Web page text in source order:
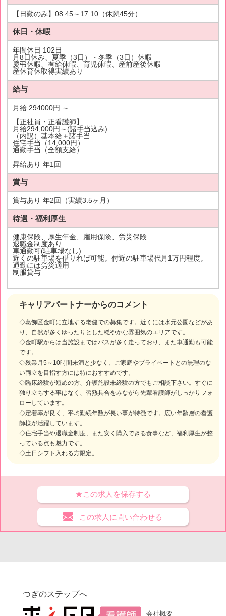
キャリアパートナーからのコメント
◇葛飾区金町に立地する老健での募集です。近くには水元公園などがあ
り、自然が多くゆったりとした穏やかな雰囲気のエリアです。
◇金町駅からは当施設まではバスが多く走っており、また車通勤も可能
です。
◇残業月5～10時間未満と少なく、ご家庭やプライベートとの無理のな
い両立を目指す方には特におすすめです。
◇臨床経験が短めの方、介護施設未経験の方でもご相談下さい。すぐに
独り立ちする事はなく、習熟具合をみながら先輩看護師がしっかりフォ
ローしています。
◇定着率が良く、平均勤続年数が長い事が特徴です。広い年齢層の看護
師様が活躍しています。
◇住宅手当や退職金制度、また安く購入できる食事など、福利厚生が整
っている点も魅力です。
◇土日シフト入れる方限定。
【日勤のみ】08:45～17:10（休憩45分）
休日・休暇
年間休日 102日
月8日休み、夏季（3日）・冬季（3日）休暇
慶弔休暇、有給休暇、育児休暇、産前産後休暇
産休育休取得実績あり
給与
月給 294000円 ～
【正社員・正看護師】
月給294,000円～(諸手当込み)
（内訳）基本給＋諸手当
住宅手当（14,000円）
通勤手当（全額支給）
昇給あり 年1回
賞与
賞与あり 年2回（実績3.5ヶ月）
待遇・福利厚生
健康保険、厚生年金、雇用保険、労災保険
退職金制度あり
車通勤可(駐車場なし)
近くの駐車場を借りれば可能。付近の駐車場代月1万円程度。
通勤には労災適用
制服貸与
★この求人を保存する
この求人に問い合わせる
つぎのステップへ
会社概要